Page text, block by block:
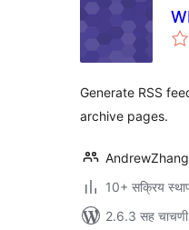
Generate RSS
archive pages.
AndrewZhang
10+ सक्रिय
2.6.3 सह